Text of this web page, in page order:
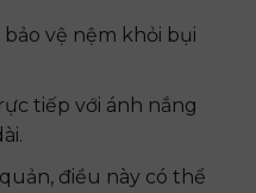
vệ nệm khỏi bụi
tiếp với ánh nắng
điều này có thể